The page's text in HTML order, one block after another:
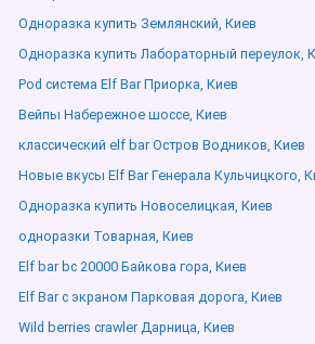
Одноразка купить Землянский, Киев
Одноразка купить Лабораторный переулок,
Pod система Elf Bar Приорка, Киев
Вейпы Набережное шоссе, Киев
классический elf bar Остров Водников, Киев
Новые вкусы Elf Bar Генерала Кульчицкого,
Одноразка купить Новоселицкая, Киев
одноразки Товарная, Киев
Elf bar bc 20000 Байкова гора, Киев
Elf Bar с экраном Парковая дорога, Киев
Wild berries crawler Дарница, Киев